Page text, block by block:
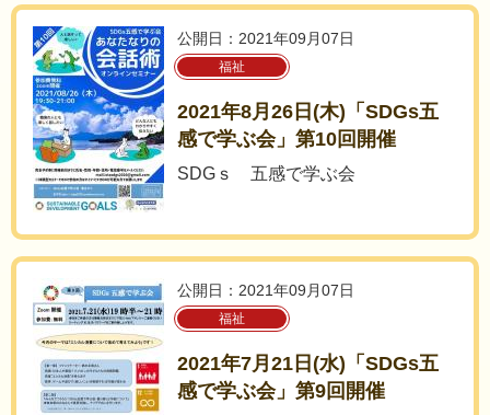
公開日：2021年09月07日
福祉
2021年8月26日(木)「SDGs五
感で学ぶ会」第10回開催
SDGｓ 五感で学ぶ会
公開日：2021年09月07日
福祉
2021年7月21日(水)「SDGs五
感で学ぶ会」第9回開催